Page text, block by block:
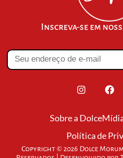
Inscreva-se em
Sobre a Dolce
Política de
Copyright © 2026 Dolce